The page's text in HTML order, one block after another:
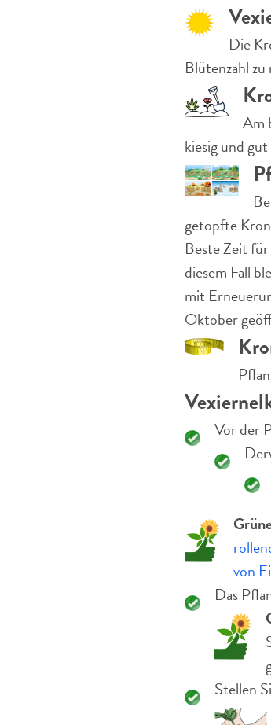
Die
Blütenzahl
Am
kiesig und
getopfte
Beste Zeit
diesem Fall
mit
Oktober
Vor der
von
Das
Stellen